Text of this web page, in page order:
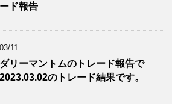
ード報告
11
ダリーマントムのトレード報告で
のトレード結果です。